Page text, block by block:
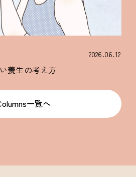
2026.06.12
養生の考え方
一覧へ